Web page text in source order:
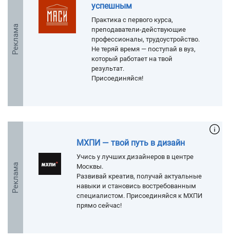
Реклама
успешным
Практика с первого курса,
преподаватели-действующие
профессионалы, трудоустройство.
Не теряй время — поступай в вуз,
который работает на твой
результат.
Присоединяйся!
Реклама
МХПИ — твой путь в дизайн
Учись у лучших дизайнеров в центре
Москвы.
Развивай креатив, получай актуальные
навыки и становись востребованным
специалистом. Присоединяйся к МХПИ
прямо сейчас!